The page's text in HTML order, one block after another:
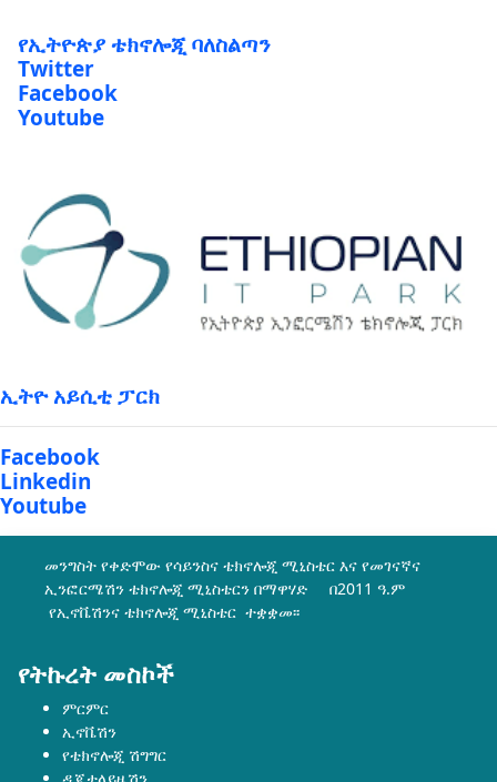
Twitter
Facebook
Youtube
Facebook
Linkedin
Youtube
መንግስት የቀድሞው የሳይንስና ቴክኖሎጂ ሚኒስቴር እና የመገናኛና
ኢንፎርሜሽን ቴክኖሎጂ ሚኒስቴርን በማዋሃድ በ2011 ዓ.ም
የኢኖቬሽንና ቴክኖሎጂ ሚኒስቴር ተቋቋመ፡፡
ምርምር
ኢኖቬሽን
የቴክኖሎጂ ሽግግር
ዲጂታላይዜሽን